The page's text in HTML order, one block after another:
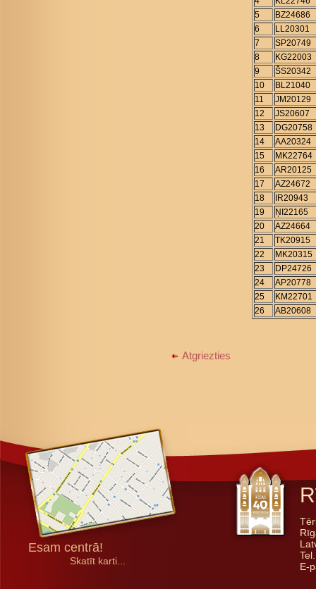
5
BZ24686
6
LL20301
7
SP20749
8
KG22003
9
ŠS20342
10
BL21040
11
JM20129
12
JS20607
13
DG20758
14
AA20324
15
MK22764
16
AR20125
17
AZ24672
18
IR20943
19
ŅI22165
20
AZ24664
21
TK20915
22
MK20315
23
DP24726
24
AP20778
25
KM22701
26
AB20608
Atgriezties
Esam centrā!
Skatīt karti...
E-